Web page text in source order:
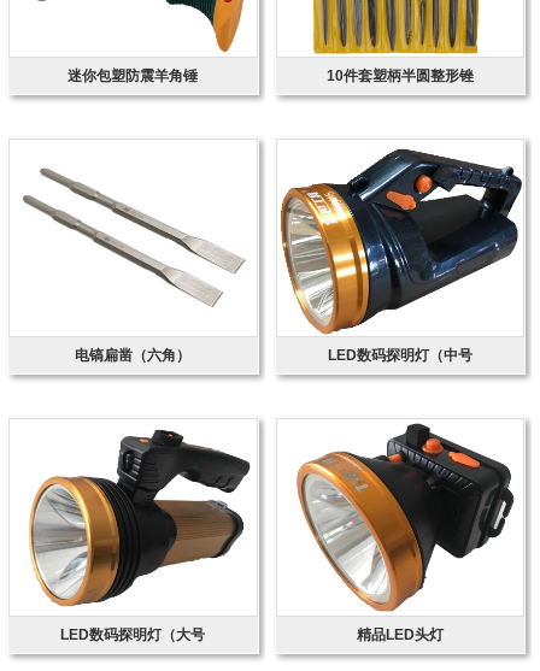
迷你包塑防震羊角锤 10件套塑柄半圆整形锉
电镐扁凿（六角） LED数码探明灯（中号
LED数码探明灯（大号 精品LED头灯